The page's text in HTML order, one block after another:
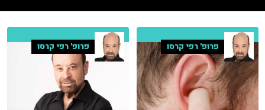
פרופ' רפי קרסו פרופ' רפי קרסו